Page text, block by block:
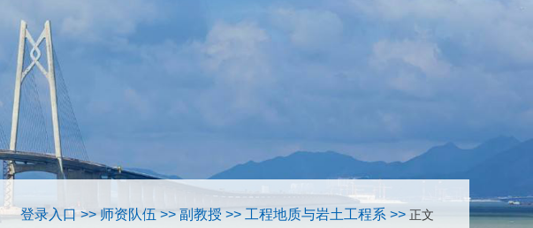
登录入口 >> 师资队伍 >> 副教授 >> 工程地质与岩土工程系 >> 正文